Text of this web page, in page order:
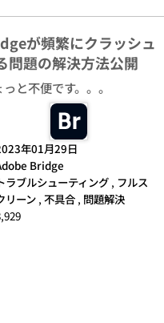
が頻繁にクラッシュ
問題の解決方法公開
と不便です。。。
年01月29日
Bridge
ラブルシューティング , フルス
リーン , 不具合 , 問題解決